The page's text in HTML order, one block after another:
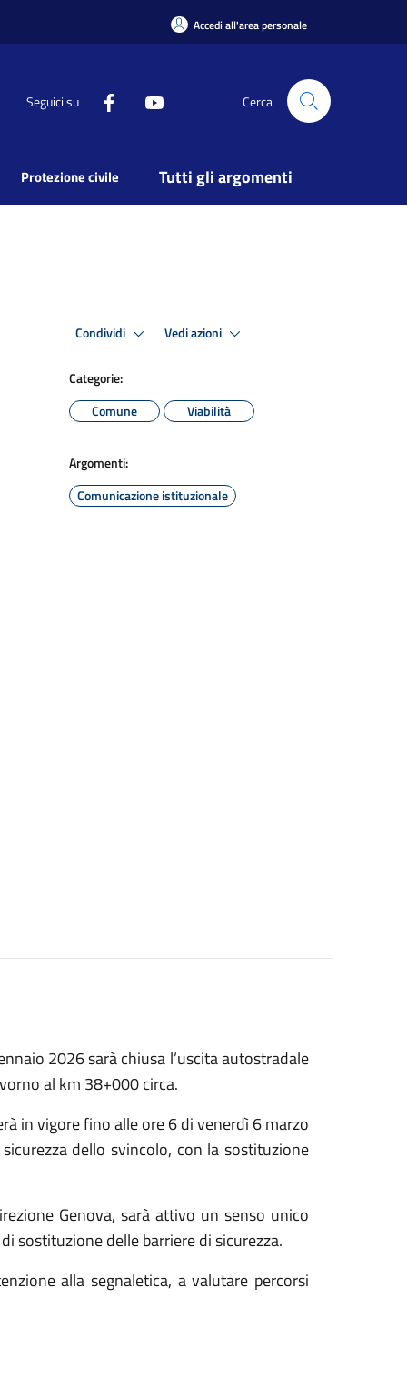
Accedi all'area personale
Seguici su Cerca
Protezione civile Tutti gli argomenti
Condividi Vedi azioni
Categorie:
Comune
Viabilità
Argomenti:
Comunicazione istituzionale
2026 sarà chiusa l’uscita autostradale
al km 38+000 circa.
in vigore fino alle ore 6 di venerdì 6 marzo
dello svincolo, con la sostituzione
Genova, sarà attivo un senso unico
sostituzione delle barriere di sicurezza.
alla segnaletica, a valutare percorsi